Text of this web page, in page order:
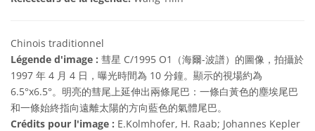
Chinois traditionnel
Légende d'image : 彗星 C/1995 O1（海爾-波譜）的圖像，拍攝於
1997 年 4 月 4 日，曝光時間為 10 分鐘。顯示的視場約為
6.5°x6.5°。明亮的彗尾上延伸出兩條尾巴：一條白黃色的塵埃尾巴
和一條始終指向遠離太陽的方向藍色的氣體尾巴。
Crédits pour l'image : E.Kolmhofer, H. Raab; Johannes Kepler